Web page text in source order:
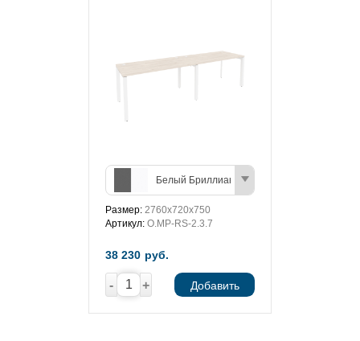
Белый Бриллиант/Антрацит
Размер: 2760х720х750
Артикул: O.MP-RS-2.3.7
38 230 руб.
- + Добавить